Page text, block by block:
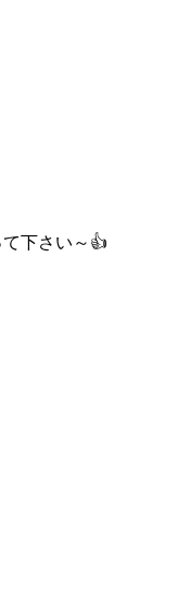
下さい～👍